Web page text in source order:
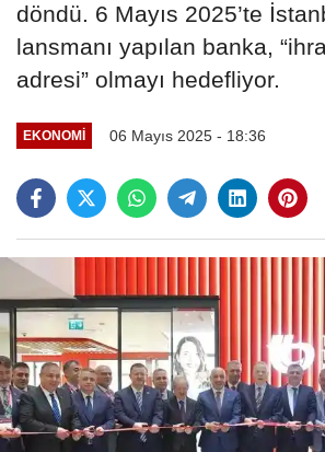
döndü. 6 Mayıs 2025’te
lansmanı yapılan banka,
adresi” olmayı hedefliyor.
EKONOMI 06 Mayıs 2025 - 18:36